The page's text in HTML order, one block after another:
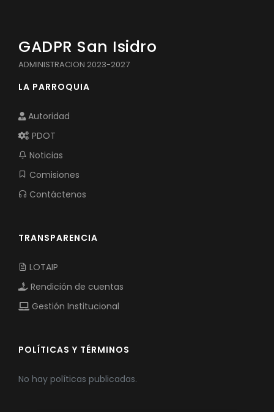
GADPR San Isidro
ADMINISTRACION 2023-2027
LA PARROQUIA
Autoridad
PDOT
Noticias
Comisiones
Contáctenos
TRANSPARENCIA
LOTAIP
Rendición de cuentas
Gestión Institucional
POLÍTICAS Y TÉRMINOS
No hay políticas publicadas.